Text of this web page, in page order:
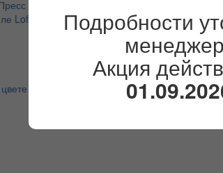
Подробности
Акция
волл (Press Wall)
Loft